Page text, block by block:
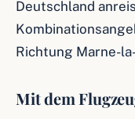
Deutschland
Richtung Marne-
Mit dem